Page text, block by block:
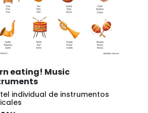
eating! Music
individual de instrumentos